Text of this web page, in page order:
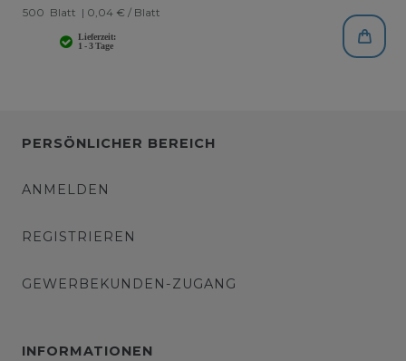
500 Blatt | 0,04 € / Blatt
PERSÖNLICHER BEREICH
ANMELDEN
REGISTRIEREN
GEWERBEKUNDEN-ZUGANG
INFORMATIONEN